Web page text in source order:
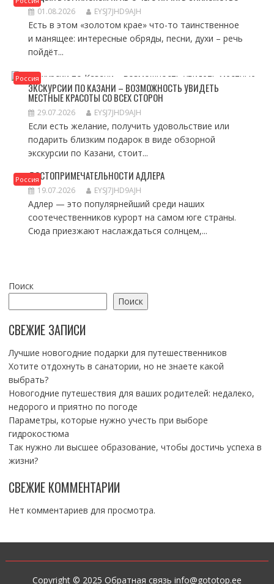
01.08.2026 EYSJ7JHD9AJH
Есть в этом «золотом крае» что-то таинственное
и манящее: интересные обряды, песни, духи – речь
пойдёт...
Россия
ЭКСКУРСИИ ПО КАЗАНИ – ВОЗМОЖНОСТЬ УВИДЕТЬ
МЕСТНЫЕ КРАСОТЫ СО ВСЕХ СТОРОН
29.07.2026 EYSJ7JHD9AJH
Если есть желание, получить удовольствие или
подарить близким подарок в виде обзорной
экскурсии по Казани, стоит...
РоссияДОСТОПРИМЕЧАТЕЛЬНОСТИ АДЛЕРА
19.07.2026 EYSJ7JHD9AJH
Адлер — это популярнейший среди наших
соотечественников курорт на самом юге страны.
Сюда приезжают наслаждаться солнцем,...
Поиск
Поиск
СВЕЖИЕ ЗАПИСИ
Лучшие новогодние подарки для путешественников
Хотите отдохнуть в санатории, но не знаете какой
выбрать?
Новогодние путешествия для ваших родителей: недалеко,
недорого и приятно по погоде
Параметры, которые нужно учесть при выборе
гидрокостюма
Так нужно ли высшее образование, чтобы достичь успеха в
жизни?
СВЕЖИЕ КОММЕНТАРИИ
Нет комментариев для просмотра.
Copyright © 2025 Обратная связь info@gototop.ee